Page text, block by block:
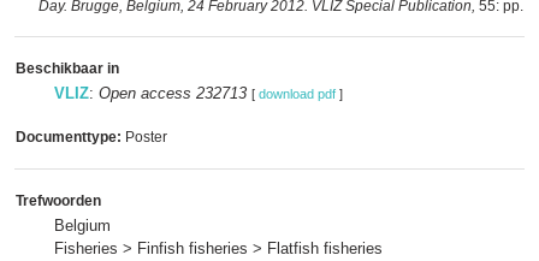
Day. Brugge, Belgium, 24 February 2012. VLIZ Special Publication, 55: pp.
Beschikbaar in
VLIZ: Open access 232713 [ download pdf ]
Documenttype: Poster
Trefwoorden
Belgium
Fisheries > Finfish fisheries > Flatfish fisheries